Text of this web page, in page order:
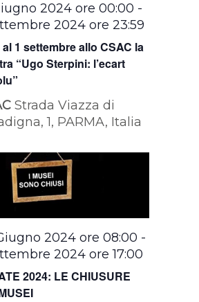
1 settembre allo CSAC la
“Ugo Sterpini: l’ecart
2024 ore 00:00 -
2024 ore 23:59
Strada Viazza di
1, PARMA, Italia
2024: LE CHIUSURE
2024 ore 08:00 -
2024 ore 17:00